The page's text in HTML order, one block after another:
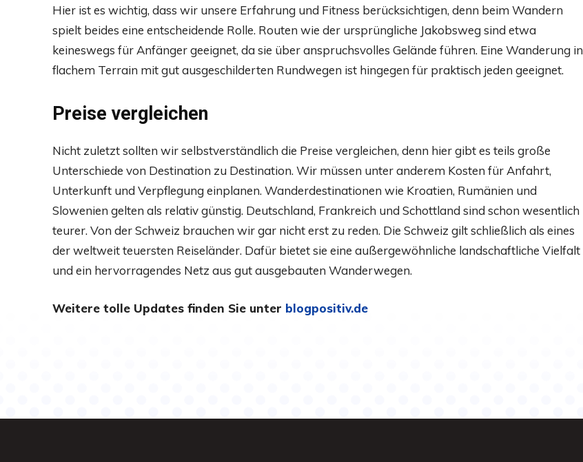
Hier ist es wichtig, dass wir unsere Erfahrung und Fitness berücksichtigen, denn beim Wandern
spielt beides eine entscheidende Rolle. Routen wie der ursprüngliche Jakobsweg sind etwa
keineswegs für Anfänger geeignet, da sie über anspruchsvolles Gelände führen. Eine Wanderung in
flachem Terrain mit gut ausgeschilderten Rundwegen ist hingegen für praktisch jeden geeignet.
Preise vergleichen
Nicht zuletzt sollten wir selbstverständlich die Preise vergleichen, denn hier gibt es teils große
Unterschiede von Destination zu Destination. Wir müssen unter anderem Kosten für Anfahrt,
Unterkunft und Verpflegung einplanen. Wanderdestinationen wie Kroatien, Rumänien und
Slowenien gelten als relativ günstig. Deutschland, Frankreich und Schottland sind schon wesentlich
teurer. Von der Schweiz brauchen wir gar nicht erst zu reden. Die Schweiz gilt schließlich als eines
der weltweit teuersten Reiseländer. Dafür bietet sie eine außergewöhnliche landschaftliche Vielfalt
und ein hervorragendes Netz aus gut ausgebauten Wanderwegen.
Weitere tolle Updates finden Sie unter blogpositiv.de